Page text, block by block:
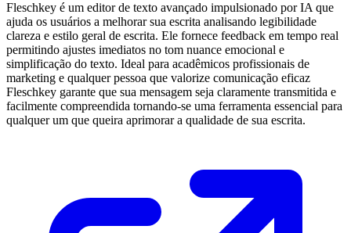
Fleschkey é um editor de texto avançado impulsionado por IA que
ajuda os usuários a melhorar sua escrita analisando legibilidade
clareza e estilo geral de escrita. Ele fornece feedback em tempo real
permitindo ajustes imediatos no tom nuance emocional e
simplificação do texto. Ideal para acadêmicos profissionais de
marketing e qualquer pessoa que valorize comunicação eficaz
Fleschkey garante que sua mensagem seja claramente transmitida e
facilmente compreendida tornando-se uma ferramenta essencial para
qualquer um que queira aprimorar a qualidade de sua escrita.